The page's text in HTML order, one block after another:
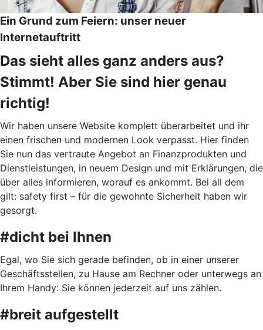
Ein Grund zum Feiern: unser neuer
Internetauftritt
Das sieht alles ganz anders aus?
Stimmt! Aber Sie sind hier genau
richtig!
Wir haben unsere Website komplett überarbeitet und ihr
einen frischen und modernen Look verpasst. Hier finden
Sie nun das vertraute Angebot an Finanzprodukten und
Dienstleistungen, in neuem Design und mit Erklärungen, die
über alles informieren, worauf es ankommt. Bei all dem
gilt: safety first – für die gewohnte Sicherheit haben wir
gesorgt.
#dicht bei Ihnen
Egal, wo Sie sich gerade befinden, ob in einer unserer
Geschäftsstellen, zu Hause am Rechner oder unterwegs an
Ihrem Handy: Sie können jederzeit auf uns zählen.
#breit aufgestellt